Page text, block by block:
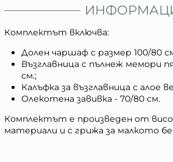
Комплектът включва:
Долен чаршаф с размер 100/80
Възглавница с пълнеж мемори
см.;
Калъфка за възглавница с алое
Олекотена завивка - 70/80 см.
Комплектът е произведен от
материали и с грижа за малкото